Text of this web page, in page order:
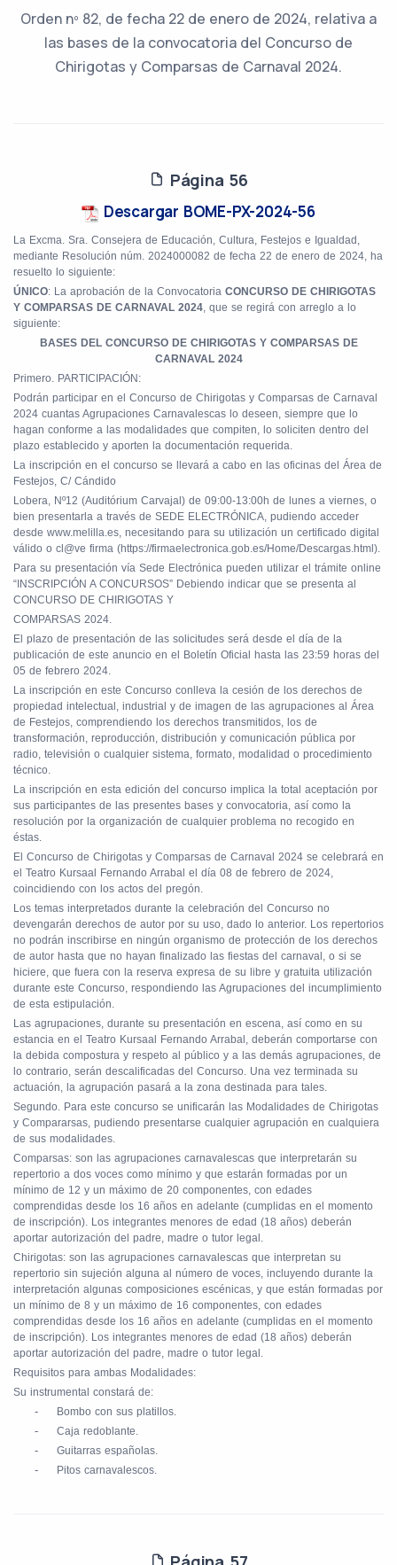
Orden nº 82, de fecha 22 de enero de 2024, relativa a
las bases de la convocatoria del Concurso de
Chirigotas y Comparsas de Carnaval 2024.
Página 56
Descargar BOME-PX-2024-56
La Excma. Sra. Consejera de Educación, Cultura, Festejos e Igualdad,
mediante Resolución núm. 2024000082 de fecha 22 de enero de 2024, ha
resuelto lo siguiente:
ÚNICO: La aprobación de la Convocatoria CONCURSO DE CHIRIGOTAS
Y COMPARSAS DE CARNAVAL 2024, que se regirá con arreglo a lo
siguiente:
BASES DEL CONCURSO DE CHIRIGOTAS Y COMPARSAS DE
CARNAVAL 2024
Primero. PARTICIPACIÓN:
Podrán participar en el Concurso de Chirigotas y Comparsas de Carnaval
2024 cuantas Agrupaciones Carnavalescas lo deseen, siempre que lo
hagan conforme a las modalidades que compiten, lo soliciten dentro del
plazo establecido y aporten la documentación requerida.
La inscripción en el concurso se llevará a cabo en las oficinas del Área de
Festejos, C/ Cándido
Lobera, Nº12 (Auditórium Carvajal) de 09:00-13:00h de lunes a viernes, o
bien presentarla a través de SEDE ELECTRÓNICA, pudiendo acceder
desde www.melilla.es, necesitando para su utilización un certificado digital
válido o cl@ve firma (https://firmaelectronica.gob.es/Home/Descargas.html).
Para su presentación vía Sede Electrónica pueden utilizar el trámite online
“INSCRIPCIÓN A CONCURSOS” Debiendo indicar que se presenta al
CONCURSO DE CHIRIGOTAS Y
COMPARSAS 2024.
El plazo de presentación de las solicitudes será desde el día de la
publicación de este anuncio en el Boletín Oficial hasta las 23:59 horas del
05 de febrero 2024.
La inscripción en este Concurso conlleva la cesión de los derechos de
propiedad intelectual, industrial y de imagen de las agrupaciones al Área
de Festejos, comprendiendo los derechos transmitidos, los de
transformación, reproducción, distribución y comunicación pública por
radio, televisión o cualquier sistema, formato, modalidad o procedimiento
técnico.
La inscripción en esta edición del concurso implica la total aceptación por
sus participantes de las presentes bases y convocatoria, así como la
resolución por la organización de cualquier problema no recogido en
éstas.
El Concurso de Chirigotas y Comparsas de Carnaval 2024 se celebrará en
el Teatro Kursaal Fernando Arrabal el día 08 de febrero de 2024,
coincidiendo con los actos del pregón.
Los temas interpretados durante la celebración del Concurso no
devengarán derechos de autor por su uso, dado lo anterior. Los repertorios
no podrán inscribirse en ningún organismo de protección de los derechos
de autor hasta que no hayan finalizado las fiestas del carnaval, o si se
hiciere, que fuera con la reserva expresa de su libre y gratuita utilización
durante este Concurso, respondiendo las Agrupaciones del incumplimiento
de esta estipulación.
Las agrupaciones, durante su presentación en escena, así como en su
estancia en el Teatro Kursaal Fernando Arrabal, deberán comportarse con
la debida compostura y respeto al público y a las demás agrupaciones, de
lo contrario, serán descalificadas del Concurso. Una vez terminada su
actuación, la agrupación pasará a la zona destinada para tales.
Segundo. Para este concurso se unificarán las Modalidades de Chirigotas
y Compararsas, pudiendo presentarse cualquier agrupación en cualquiera
de sus modalidades.
Comparsas: son las agrupaciones carnavalescas que interpretarán su
repertorio a dos voces como mínimo y que estarán formadas por un
mínimo de 12 y un máximo de 20 componentes, con edades
comprendidas desde los 16 años en adelante (cumplidas en el momento
de inscripción). Los integrantes menores de edad (18 años) deberán
aportar autorización del padre, madre o tutor legal.
Chirigotas: son las agrupaciones carnavalescas que interpretan su
repertorio sin sujeción alguna al número de voces, incluyendo durante la
interpretación algunas composiciones escénicas, y que están formadas por
un mínimo de 8 y un máximo de 16 componentes, con edades
comprendidas desde los 16 años en adelante (cumplidas en el momento
de inscripción). Los integrantes menores de edad (18 años) deberán
aportar autorización del padre, madre o tutor legal.
Requisitos para ambas Modalidades:
Su instrumental constará de:
- Bombo con sus platillos.
- Caja redoblante.
- Guitarras españolas.
- Pitos carnavalescos.